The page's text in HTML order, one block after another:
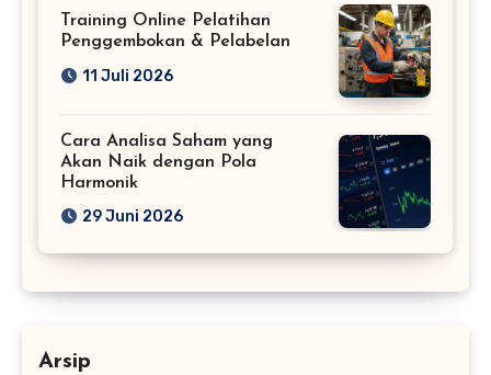
Training Online Pelatihan
Penggembokan & Pelabelan
11 Juli 2026
Cara Analisa Saham yang
Akan Naik dengan Pola
Harmonik
29 Juni 2026
Arsip